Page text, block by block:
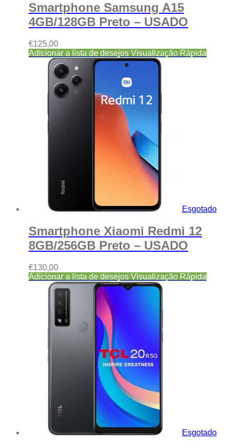
Smartphone Samsung A15
4GB/128GB Preto – USADO
€125,00
Adicionar a lista de desejos Visualização Rápida
Esgotado
Smartphone Xiaomi Redmi 12
8GB/256GB Preto – USADO
€130,00
Adicionar a lista de desejos Visualização Rápida
Esgotado